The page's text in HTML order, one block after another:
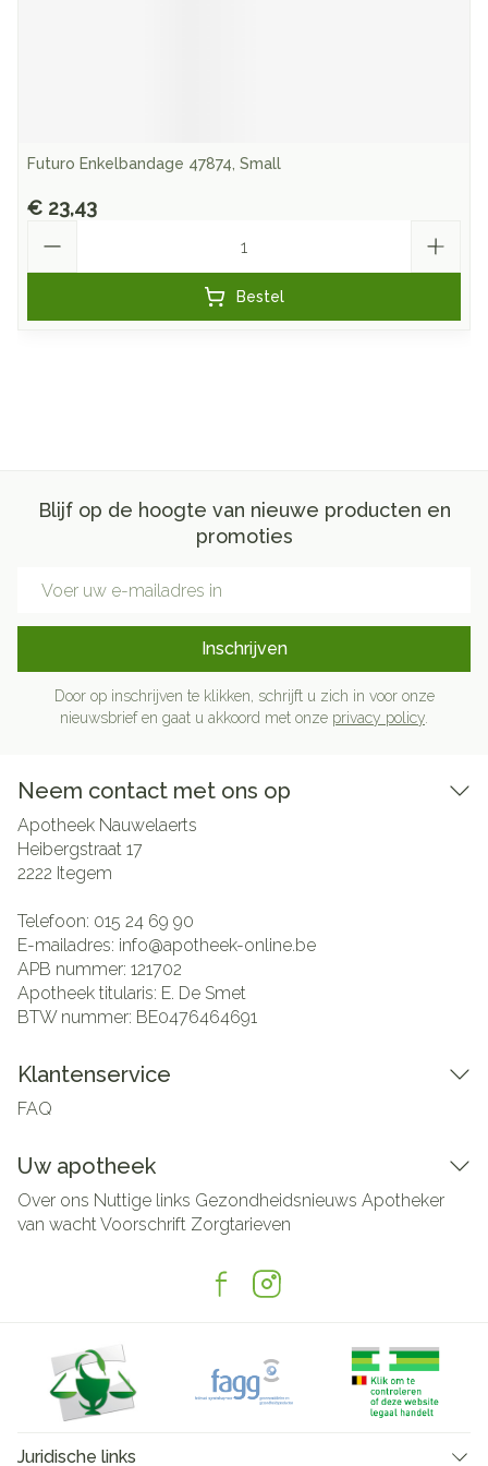
Futuro Enkelbandage 47874, Small
€ 23,43
Bestel
Blijf op de hoogte van nieuwe producten en
promoties
Inschrijven
Door op inschrijven te klikken, schrijft u zich in voor onze
nieuwsbrief en gaat u akkoord met onze privacy policy
Neem contact met ons op
Apotheek Nauwelaerts
Heibergstraat 17
2222 Itegem
Telefoon: 015 24 69 90
E-mailadres: info@apotheek-online.be
APB nummer: 121702
Apotheek titularis: E. De Smet
BTW nummer: BE0476464691
Klantenservice
FAQ
Uw apotheek
Over ons Nuttige links Gezondheidsnieuws Apotheker
van wachtVoorschrift Zorgtarieven
Juridische links